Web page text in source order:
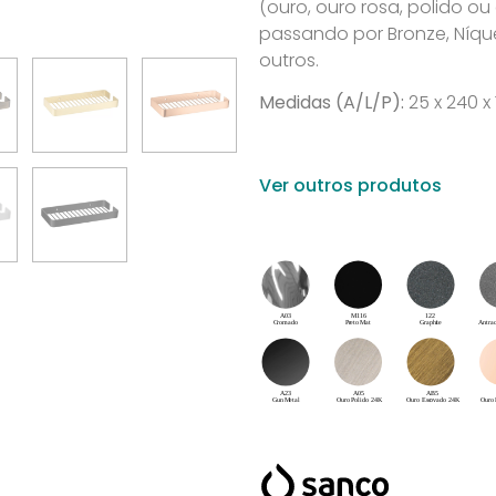
(ouro, ouro rosa, polido
passando por Bronze,
outros.
Medidas (A/L/P): 25 x 240
Ver outros produtos